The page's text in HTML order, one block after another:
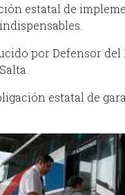
estatal de
por Defensor
estatal de